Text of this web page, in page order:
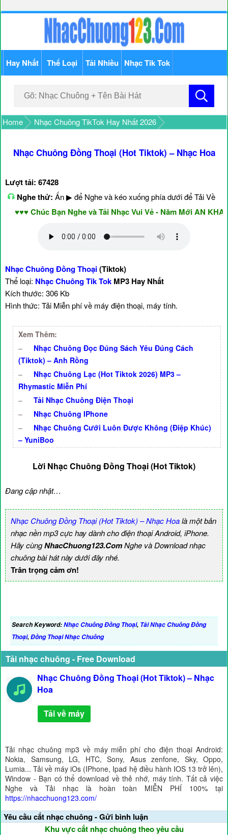
Hay Nhất Thể Loại Tải Nhiều Nhạc Tik Tok
Home Nhạc Chuông TikTok Hay Nhất 2026
Nhạc Chuông Đồng Thoại (Hot Tiktok) – Nhạc Hoa
Lượt tải: 67428
Nghe thử: Ấn ▶ để Nghe và kéo xuống phía dưới để Tải Về
♥♥♥ Chúc Bạn Nghe và Tải Nhạc Vui Vẻ - Năm Mới AN KHANG
Nhạc Chuông Đồng Thoại(Tiktok)
Thể loại: Nhạc Chuông Tik Tok MP3 Hay Nhất
Kích thước: 306 Kb
Hình thức: Tải Miễn phí về máy điện thoại, máy tính.
Xem Thêm:
–
Nhạc Chuông Đọc Đúng Sách Yêu Đúng Cách
(Tiktok) – Anh Rồng
–
Nhạc Chuông Lạc (Hot Tiktok 2026) MP3 –
Rhymastic Miễn Phí
–
Tải Nhạc Chuông Điện Thoại
–
Nhạc Chuông IPhone
–
Nhạc Chuông Cưới Luôn Được Không (Điệp Khúc)
– YuniBoo
Lời Nhạc Chuông Đồng Thoại (Hot Tiktok)
Đang cập nhật…
Nhạc Chuông Đồng Thoại (Hot Tiktok) – Nhạc Hoalà một bản
nhạc nền mp3 cực hay dành cho điện thoại Android, iPhone.
Hãy cùngNhacChuong123.ComNghe và Download nhạc
chuông bài hát này dưới đây nhé.
Trân trọng cảm ơn!
Search Keyword:Nhạc Chuông Đồng Thoại, Tải Nhạc Chuông Đồng
Thoại,Đồng Thoại Nhạc Chuông
Tải nhạc chuông - Free Download
Nhạc Chuông Đồng Thoại (Hot Tiktok) – Nhạc
Hoa
Tải về máy
Tải nhạc chuông mp3 về máy miễn phí cho điện thoại Android:
Nokia, Samsung, LG, HTC, Sony, Asus zenfone, Sky, Oppo,
Lumia... Tải về máy iOs (IPhone, Ipad hệ điều hành IOS 13 trở lên),
Window - Bạn có thể download về thẻ nhớ, máy tính. Tất cả việc
Nghe và Tải nhạc là hoàn toàn MIỄN PHÍ 100% tại
https://nhacchuong123.com/
Yêu cầu cắt nhạc chuông - Gửi bình luận
Khu vực cắt nhạc chuông theo yêu cầu